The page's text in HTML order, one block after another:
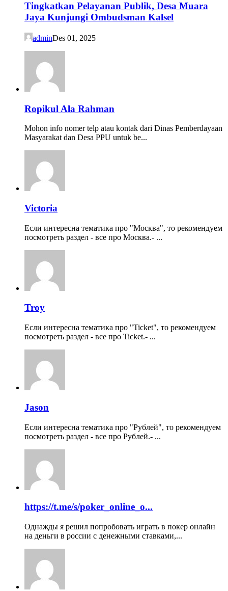
Tingkatkan Pelayanan Publik, Desa Muara
Jaya Kunjungi Ombudsman Kalsel
adminDes 01, 2025
Ropikul Ala Rahman
Mohon info nomer telp atau kontak dari Dinas Pemberdayaan
Masyarakat dan Desa PPU untuk be...
Victoria
Если интересна тематика про "Москва", то рекомендуем
посмотреть раздел - все про Москва.- ...
Troy
Если интересна тематика про "Ticket", то рекомендуем
посмотреть раздел - все про Ticket.- ...
Jason
Если интересна тематика про "Рублей", то рекомендуем
посмотреть раздел - все про Рублей.- ...
https://t.me/s/poker_online_o...
Однажды я решил попробовать играть в покер онлайн
на деньги в россии с денежными ставками,...